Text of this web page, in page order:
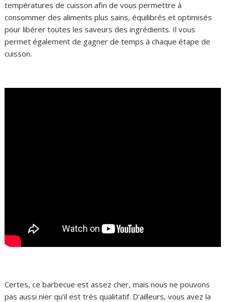
températures de cuisson afin de vous permettre à
consommer des aliments plus sains, équilibrés et optimisés
pour libérer toutes les saveurs des ingrédients. Il vous
permet également de gagner de temps à chaque étape de
cuisson.
Certes, ce barbecue est assez cher, mais nous ne pouvons
pas aussi nier qu’il est très qualitatif. D’ailleurs, vous avez la